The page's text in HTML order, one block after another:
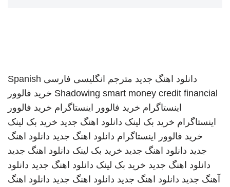
دانلود اهنگ جدید مترجم انگلیسی فارسی Spanish
Shadowing smart money credit financial
خرید فالوور
اینستاگرام خرید فالوور اینستاگرام خرید فالوور
اینستاگرام خرید بک لینک دانلود اهنگ جدید خرید بک لینک
خرید فالوور اینستاگرام دانلود اهنگ جدید دانلود اهنگ
جدید دانلود اهنگ جدید خرید بک لینک دانلود اهنگ جدید
دانلود اهنگ جدید خرید بک لینک دانلود اهنگ جدید دانلود
آهنگ جدید دانلود اهنگ جدید دانلود اهنگ جدید دانلود اهنگ